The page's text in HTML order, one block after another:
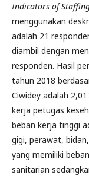
Indicators of
menggunakan
adalah 21
diambil dengan
responden. Hasil
tahun 2018
Ciwidey adalah
kerja petugas
beban kerja tinggi
gigi, perawat,
yang memiliki
sanitarian